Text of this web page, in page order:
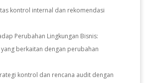
kontrol internal dan rekomendasi
Perubahan Lingkungan Bisnis:
berkaitan dengan perubahan
kontrol dan rencana audit dengan